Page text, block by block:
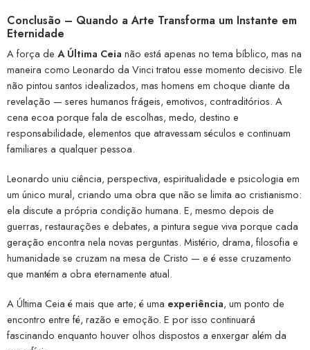
Conclusão – Quando a Arte Transforma um Instante em
Eternidade
A força de A Última Ceia não está apenas no tema bíblico, mas na
maneira como Leonardo da Vinci tratou esse momento decisivo. Ele
não pintou santos idealizados, mas homens em choque diante da
revelação — seres humanos frágeis, emotivos, contraditórios. A
cena ecoa porque fala de escolhas, medo, destino e
responsabilidade, elementos que atravessam séculos e continuam
familiares a qualquer pessoa.
Leonardo uniu ciência, perspectiva, espiritualidade e psicologia em
um único mural, criando uma obra que não se limita ao cristianismo:
ela discute a própria condição humana. E, mesmo depois de
guerras, restaurações e debates, a pintura segue viva porque cada
geração encontra nela novas perguntas. Mistério, drama, filosofia e
humanidade se cruzam na mesa de Cristo — e é esse cruzamento
que mantém a obra eternamente atual.
A Última Ceia é mais que arte; é uma experiência, um ponto de
encontro entre fé, razão e emoção. E por isso continuará
fascinando enquanto houver olhos dispostos a enxergar além da